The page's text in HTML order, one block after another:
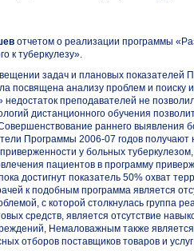
отчетом о реализации программы
к туберкулезу».
задач и плановых показателей
посвящена анализу проблем и
преподавателей не
дистанционного обучения
раннего выявления
Программы 2006-07 годов получают
у больных
пациентов в программу
достигнут показатель 50% охват
к подобным программа является
с которой столкнулась группа
средств, является отсутствие
Немаловажным также
отборов поставщиков товаров и